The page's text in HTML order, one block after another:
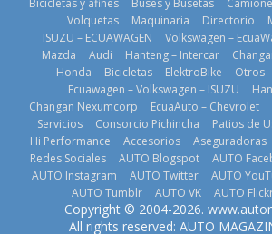
25 de julio de
2026
Nuevo SUV
Honda ZR-V
Advanced
Hybrid para el
‘Kia OMBC
Cup’
6 de mayo de
2026
La Vuelta al
Ecuador 2026,
Bicicletas y afines
Buses y Busetas
Volquetas
Maquinaria Directorio
ISUZU – ECUAWAGEN
Volkswagen –
Mazda
Audi Hanteng – Intercar
Honda
Bicicletas ElektroBike Otros
Ecuawagen – Volkswagen – ISUZU
Changan Nexumcorp
EcuaAuto – Chevrolet
Servicios
Consorcio Pichincha Patios de
Hi Performance
Accesorios Aseguradoras
Redes Sociales
AUTO Blogspot AUTO
AUTO Instagram
AUTO Twitter AUTO
AUTO Tumblr
AUTO VK AUTO
Copyright © 2004-2026.
All rights reserved: AUTO